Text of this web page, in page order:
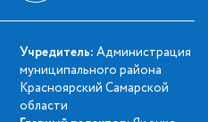
Учредитель: Администрация
муниципального района
Красноярский Самарской
области